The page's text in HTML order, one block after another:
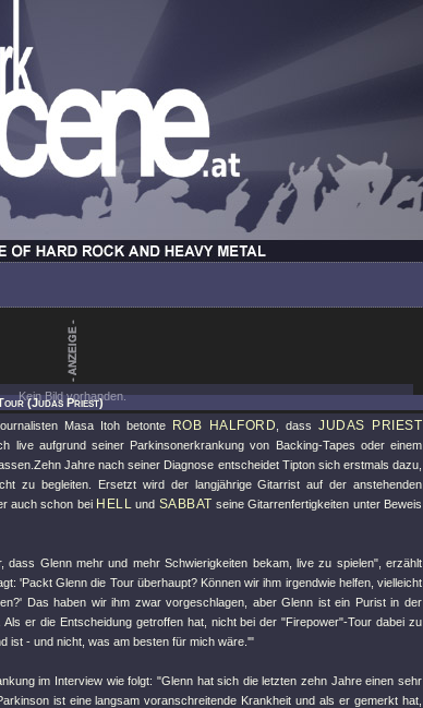
Kein Bild vorhanden.
(Judas Priest)
Masa Itoh betonte
ROB HALFORD , dassJUDAS PRIEST
live aufgrund seiner Parkinsonerkrankung von Backing-Tapes oder einem
Jahre nach seiner Diagnose entscheidet Tipton sich erstmals dazu,
zu begleiten. Ersetzt wird der langjährige Gitarrist auf der anstehenden
auch schon bei HELL und SABBAT seine Gitarrenfertigkeiten unter Beweis
dass Glenn mehr und mehr Schwierigkeiten bekam, live zu spielen", erzählt
'Packt Glenn die Tour überhaupt? Können wir ihm irgendwie helfen, vielleicht
Das haben wir ihm zwar vorgeschlagen, aber Glenn ist ein Purist in der
er die Entscheidung getroffen hat, nicht bei der "Firepower"-Tour dabei zu
ist - und nicht, was am besten für mich wäre.'"
im Interview wie folgt: "Glenn hat sich die letzten zehn Jahre einen sehr
ist eine langsam voranschreitende Krankheit und als er gemerkt hat,